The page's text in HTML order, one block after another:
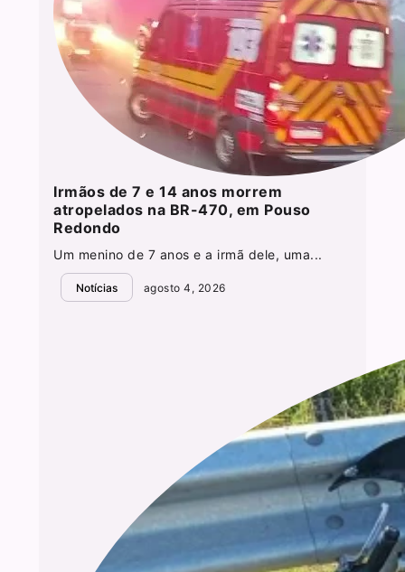
Irmãos de 7 e 14 anos morrem
atropelados na BR-470, em Pouso
Redondo
Um menino de 7 anos e a irmã dele, uma...
Notícias agosto 4, 2026